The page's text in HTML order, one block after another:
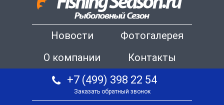
Новости
Фотогалерея
О компании
Контакты
+7 (499) 398 22 54
Заказать обратный звонок